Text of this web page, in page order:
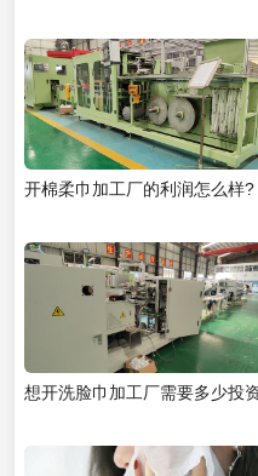
开棉柔巾加工厂的利润怎么样?
想开洗脸巾加工厂需要多少投